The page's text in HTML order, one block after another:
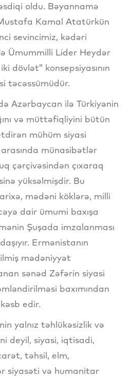
oldu. Bəyannamə
Kamal Atatürkün
sevincimiz, kədəri
Ümummilli Lider Heydər
dövlət” konsepsiyasının
təcəssümüdür.
Azərbaycan ilə Türkiyənin
və müttəfiqliyini bütün
mühüm siyasi
münasibətlər
çərçivəsindən çıxaraq
yüksəlmişdir. Bu
mədəni köklərə, milli
dair ümumi baxışa
Şuşada imzalanması
Ermənistanın
mədəniyyət
sənəd Zəfərin siyasi
baxımından
edir.
yalnız təhlükəsizlik və
deyil, siyasi, iqtisadi,
təhsil, elm,
siyasəti və humanitar